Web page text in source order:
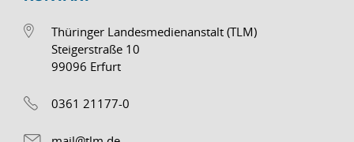
Thüringer Landesmedienanstalt (TLM)
Steigerstraße 10
99096 Erfurt
0361 21177-0